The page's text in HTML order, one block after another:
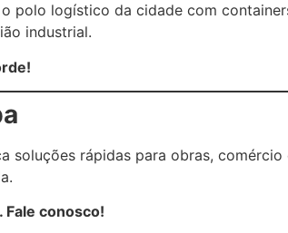
polo logístico da cidade com
industrial.
soluções rápidas para obras,
conosco!